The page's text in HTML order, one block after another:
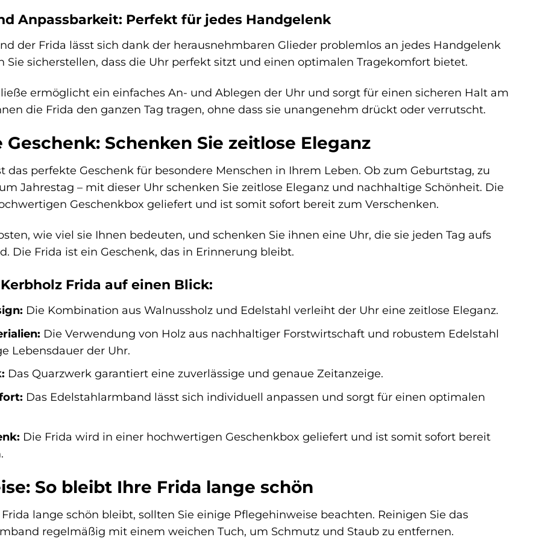
Anpassbarkeit: Perfekt für jedes Handgelenk
der Frida lässt sich dank der herausnehmbaren Glieder problemlos an jedes Handgelenk
Sie sicherstellen, dass die Uhr perfekt sitzt und einen optimalen Tragekomfort bietet.
ermöglicht ein einfaches An- und Ablegen der Uhr und sorgt für einen sicheren Halt am
die Frida den ganzen Tag tragen, ohne dass sie unangenehm drückt oder verrutscht.
Schenken Sie zeitlose Eleganz
das perfekte Geschenk für besondere Menschen in Ihrem Leben. Ob zum Geburtstag, zu
Jahrestag – mit dieser Uhr schenken Sie zeitlose Eleganz und nachhaltige Schönheit. Die
Geschenkbox geliefert und ist somit sofort bereit zum Verschenken.
wie viel sie Ihnen bedeuten, und schenken Sie ihnen eine Uhr, die sie jeden Tag aufs
Die Frida ist ein Geschenk, das in Erinnerung bleibt.
Frida auf einen Blick:
Die Kombination aus Walnussholz und Edelstahl verleiht der Uhr eine zeitlose Eleganz.
Die Verwendung von Holz aus nachhaltiger Forstwirtschaft und robustem Edelstahl
Lebensdauer der Uhr.
Das Quarzwerk garantiert eine zuverlässige und genaue Zeitanzeige.
Das Edelstahlarmband lässt sich individuell anpassen und sorgt für einen optimalen
Die Frida wird in einer hochwertigen Geschenkbox geliefert und ist somit sofort bereit
So bleibt Ihre Frida lange schön
lange schön bleibt, sollten Sie einige Pflegehinweise beachten. Reinigen Sie das
regelmäßig mit einem weichen Tuch, um Schmutz und Staub zu entfernen.